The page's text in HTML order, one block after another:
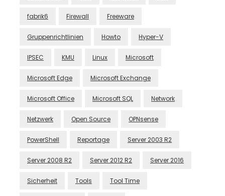
fabrik6 Firewall Freeware
Gruppenrichtlinien Howto Hyper-V
IPSEC KMU Linux Microsoft
Microsoft Edge Microsoft Exchange
Microsoft Office Microsoft SQL Network
Netzwerk Open Source OPNsense
PowerShell Reportage Server 2003 R2
Server 2008 R2 Server 2012 R2 Server 2016
Sicherheit Tools Tool Time